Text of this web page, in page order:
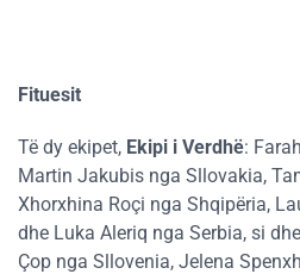
Fituesit
Të dy ekipet, Ekipi i Verdhë:
Martin Jakubis nga Sllovakia,
Xhorxhina Roçi nga Shqipëria,
dhe Luka Aleriq nga Serbia, si dhe
Çop nga Sllovenia, Jelena